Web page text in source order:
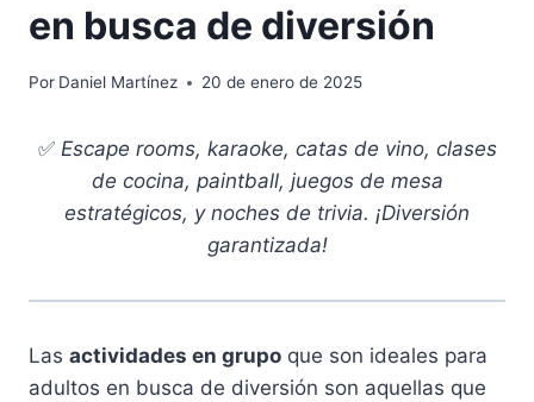
en busca de diversión
Por Daniel Martínez 20 de enero de 2025
✅ Escape rooms, karaoke, catas de vino, clases
de cocina, paintball, juegos de mesa
estratégicos, y noches de trivia. ¡Diversión
garantizada!
Las actividades en grupo que son ideales para
adultos en busca de diversión son aquellas que